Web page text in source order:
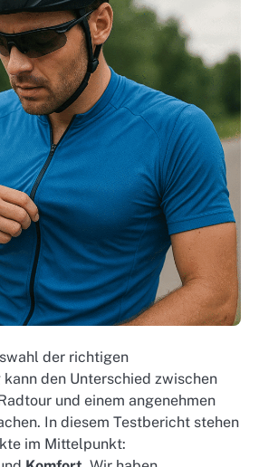
der richtigen
den Unterschied zwischen
und einem angenehmen
In diesem Testbericht stehen
im Mittelpunkt: